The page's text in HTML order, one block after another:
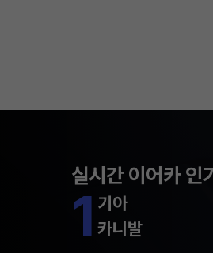
실시간 이어카 인
1 기아
카니발